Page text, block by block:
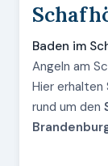
Baden im
Angeln am
Hier erhalten
rund um den